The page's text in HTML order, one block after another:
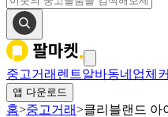
중고거래 렌트알바동네업체
앱 다운로드
홈>중고거래>클리블랜드 아